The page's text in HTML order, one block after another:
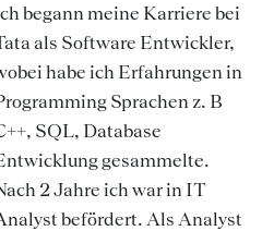
begann meine Karriere bei
als Software Entwickler,
habe ich Erfahrungen in
Sprachen z. B
SQL, Database
gesammelte.
2 Jahre ich war in IT
befördert. Als Analyst